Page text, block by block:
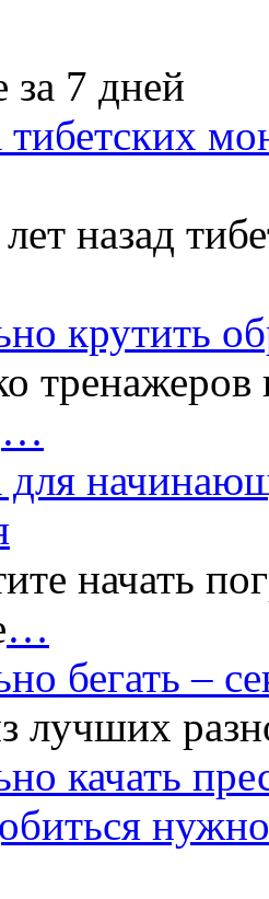
за 7 дней
назад
крутить
…
для
начать
…
бегать –
лучших
качать